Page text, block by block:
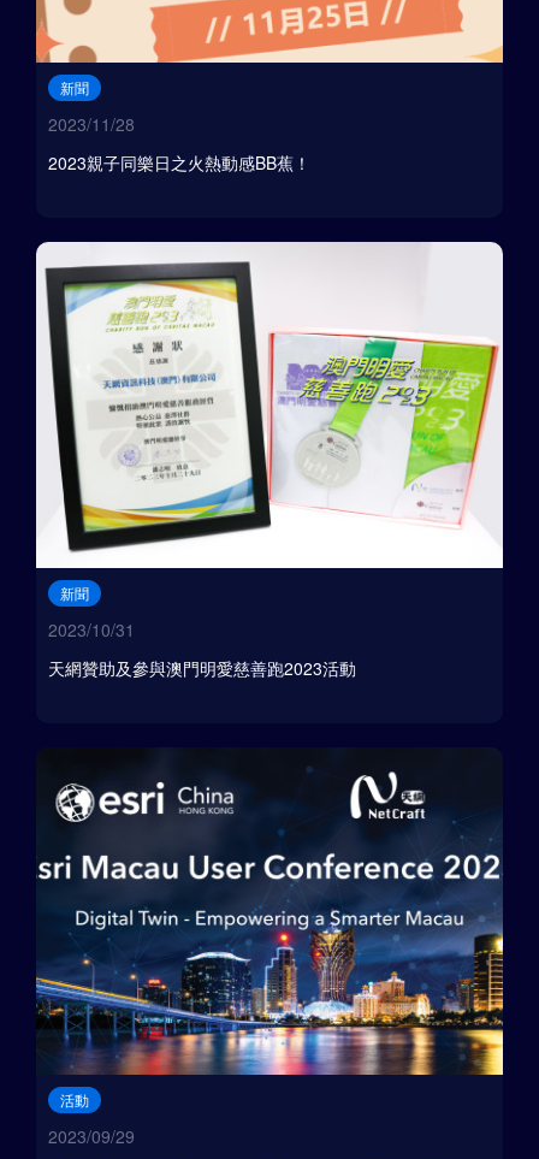
新聞
2023/11/28
2023親子同樂日之火熱動感BB蕉！
新聞
2023/10/31
天網贊助及參與澳門明愛慈善跑2023活動
活動
2023/09/29